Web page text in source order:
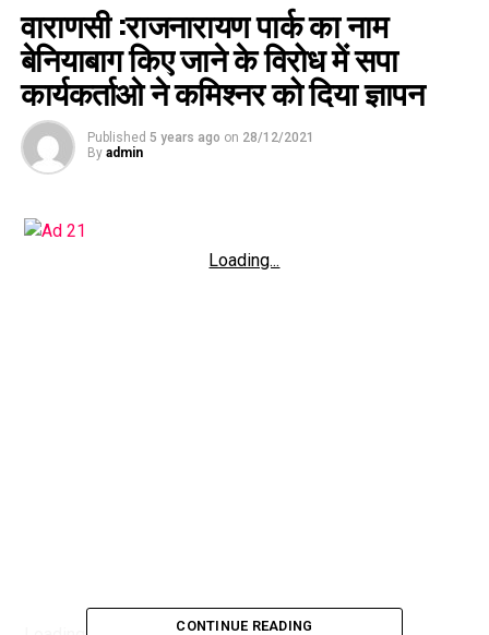
वाराणसी :राजनारायण पार्क का नाम
बेनियाबाग किए जाने के विरोध में सपा
कार्यकर्ताओ ने कमिश्‍नर को दिया ज्ञापन
Published 5 years ago on 28/12/2021
By admin
Loading...
CONTINUE READING